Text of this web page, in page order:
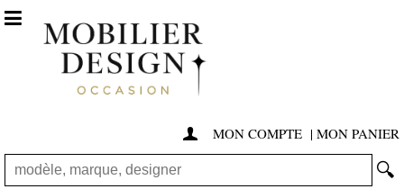
 MON COMPTE | MON PANIER
🔍
